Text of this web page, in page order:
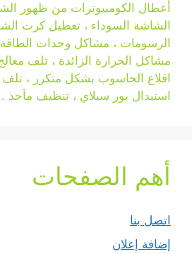
أعطال الكومبيوترات من ظهور
الشاشة السوداء ، تعطيل كرت
الرسومات ، مشاكل وحدات الطاقة
مشاكل الحرارة الزائدة ، تلف
اقلاع الحاسوب بشكل متكرر ، تلف
استبدال بور سبلاي ، تنظيف مآخذ
أهم الصفحات
اتصل بنا
إضافة إعلان